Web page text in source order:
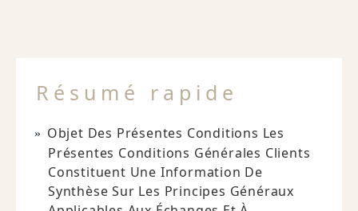
Résumé rapide
Objet Des Présentes Conditions Les
Présentes Conditions Générales Clients
Constituent Une Information De
Synthèse Sur Les Principes Généraux